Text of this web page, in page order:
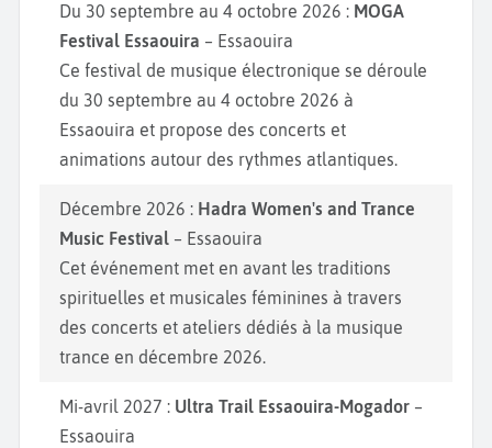
Du 30 septembre au 4 octobre 2026 : MOGA
Festival Essaouira – Essaouira
Ce festival de musique électronique se déroule
du 30 septembre au 4 octobre 2026 à
Essaouira et propose des concerts et
animations autour des rythmes atlantiques.
Décembre 2026 : Hadra Women's and Trance
Music Festival – Essaouira
Cet événement met en avant les traditions
spirituelles et musicales féminines à travers
des concerts et ateliers dédiés à la musique
trance en décembre 2026.
Mi-avril 2027 : Ultra Trail Essaouira-Mogador –
Essaouira